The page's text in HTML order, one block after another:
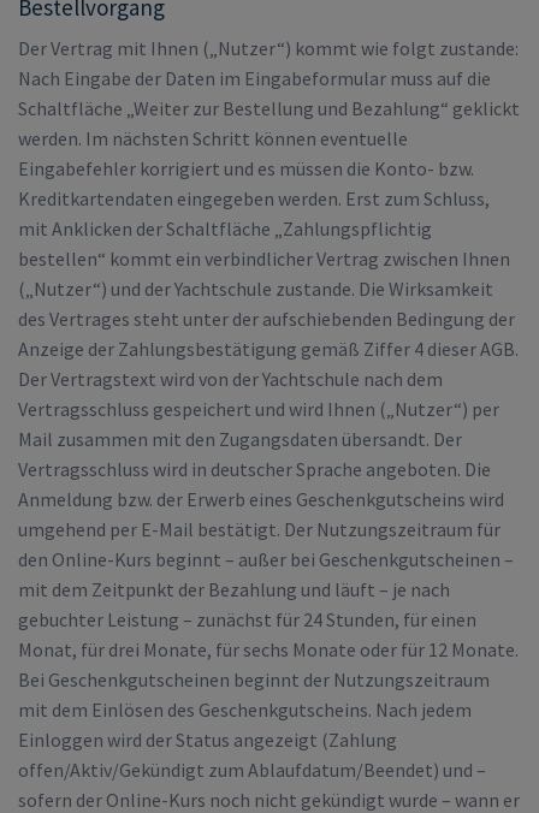
Bestellvorgang
Der Vertrag mit Ihnen („Nutzer“) kommt wie folgt zustande:
Nach Eingabe der Daten im Eingabeformular muss auf die
Schaltfläche „Weiter zur Bestellung und Bezahlung“ geklickt
werden. Im nächsten Schritt können eventuelle
Eingabefehler korrigiert und es müssen die Konto- bzw.
Kreditkartendaten eingegeben werden. Erst zum Schluss,
mit Anklicken der Schaltfläche „Zahlungspflichtig
bestellen“ kommt ein verbindlicher Vertrag zwischen Ihnen
(„Nutzer“) und der Yachtschule zustande. Die Wirksamkeit
des Vertrages steht unter der aufschiebenden Bedingung der
Anzeige der Zahlungsbestätigung gemäß Ziffer 4 dieser AGB.
Der Vertragstext wird von der Yachtschule nach dem
Vertragsschluss gespeichert und wird Ihnen („Nutzer“) per
Mail zusammen mit den Zugangsdaten übersandt. Der
Vertragsschluss wird in deutscher Sprache angeboten. Die
Anmeldung bzw. der Erwerb eines Geschenkgutscheins wird
umgehend per E-Mail bestätigt. Der Nutzungszeitraum für
den Online-Kurs beginnt – außer bei Geschenkgutscheinen –
mit dem Zeitpunkt der Bezahlung und läuft – je nach
gebuchter Leistung – zunächst für 24 Stunden, für einen
Monat, für drei Monate, für sechs Monate oder für 12 Monate.
Bei Geschenkgutscheinen beginnt der Nutzungszeitraum
mit dem Einlösen des Geschenkgutscheins. Nach jedem
Einloggen wird der Status angezeigt (Zahlung
offen/Aktiv/Gekündigt zum Ablaufdatum/Beendet) und –
sofern der Online-Kurs noch nicht gekündigt wurde – wann er